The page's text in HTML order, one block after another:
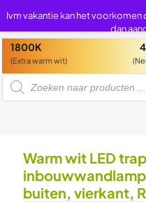
1800K
(Extra warm wit)
P
d
Warm wit LED
buiten, vierkant,
Ivm vakantie kan het
dan